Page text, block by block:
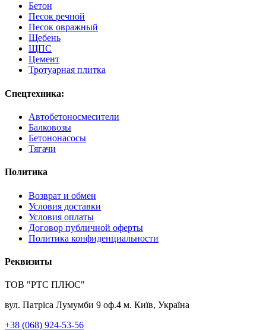
Бетон
Песок речной
Песок овражный
Щебень
ЩПС
Цемент
Тротуарная плитка
Спецтехника:
Автобетоносмесители
Балковозы
Бетононасосы
Тягачи
Политика
Возврат и обмен
Условия доставки
Условия оплаты
Договор публичной оферты
Политика конфиденциальности
Реквизиты
ТОВ "РТС ПЛЮС"
вул. Патріса Лумумби 9 оф.4 м. Київ, Україна
+38 (068) 924-53-56